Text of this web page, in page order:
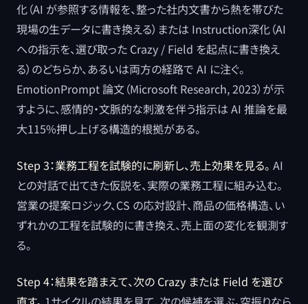
化（AI が参照する情報を、整った社内文書から熱を帯びた
現場の生データに書き換える）または Instruction深化（AI
への指示を、選び取った Crazy / Field を起点に書き換え
る）のどちらか、あるいは両方の経路で AI に注ぐ。
EmotionPrompt 論文（Microsoft Research, 2023）が示
すように、感情的・文脈的な刺激を伴う指示は AI 推論を最
大115%押し上げる構造的根拠がある。
Step 3：業務工程を試験的に刷新し、売上効果を見る。 AI
との対話で出てきた仮説を、実際の業務工程に組み込む。
営業の提案ロジック、CS の応対設計、商品の価格構造、い
ずれかの工程を試験的に書き換え、売上面の変化を観測す
る。
Step 4：結果を踏まえて、次の Crazy または Field を選び